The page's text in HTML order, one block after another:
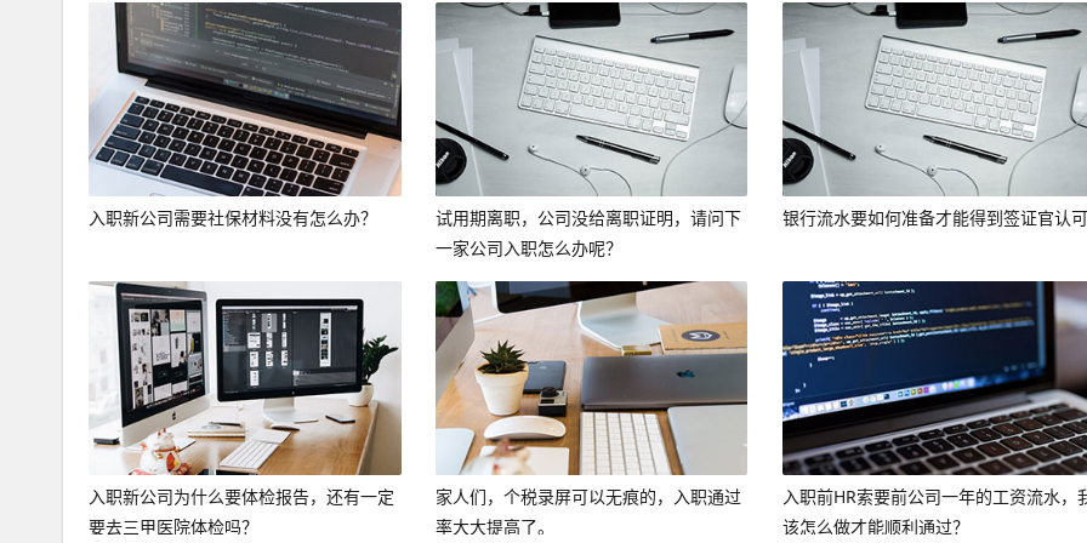
入职新公司需要社保材料没有怎么办？
试用期离职，公司没给离职证明，请问下
一家公司入职怎么办呢？
银行流水要如何准备才能得到签证官认可
入职新公司为什么要体检报告，还有一定
要去三甲医院体检吗？
家人们，个税录屏可以无痕的，入职通过
率大大提高了。
入职前HR索要前公司一年的工资流水，
该怎么做才能顺利通过？